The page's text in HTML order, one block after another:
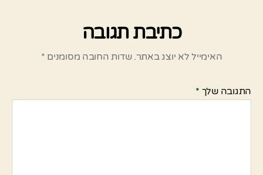
כתיבת תגובה
האימייל לא יוצג באתר. שדות החובה מסומנים *
התגובה שלך *